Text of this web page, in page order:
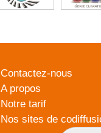
Contactez-nous
A propos
Notre tarif
Nos sites de